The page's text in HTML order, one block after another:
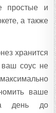
простые и
а также
хранится
соус не
ваше
день до